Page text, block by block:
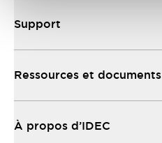
Support
Ressources et documents
À propos d’IDEC